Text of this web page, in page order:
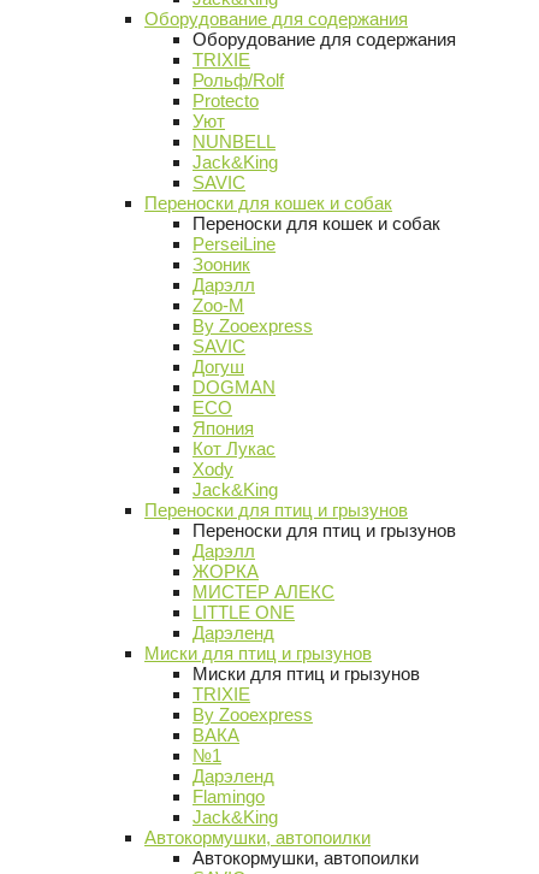
Оборудование для содержания
Оборудование для содержания
TRIXIE
Рольф/Rolf
Protecto
Уют
NUNBELL
Jack&King
SAVIC
Переноски для кошек и собак
Переноски для кошек и собак
PerseiLine
Зооник
Дарэлл
Zoo-M
By Zooexpress
SAVIC
Догуш
DOGMAN
ECO
Япония
Кот Лукас
Xody
Jack&King
Переноски для птиц и грызунов
Переноски для птиц и грызунов
Дарэлл
ЖОРКА
МИСТЕР АЛЕКС
LITTLE ONE
Дарэленд
Миски для птиц и грызунов
Миски для птиц и грызунов
TRIXIE
By Zooexpress
ВАКА
№1
Дарэленд
Flamingo
Jack&King
Автокормушки, автопоилки
Автокормушки, автопоилки